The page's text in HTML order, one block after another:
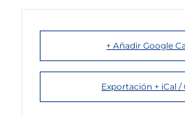
+ Añadir Google
Exportación + iCal